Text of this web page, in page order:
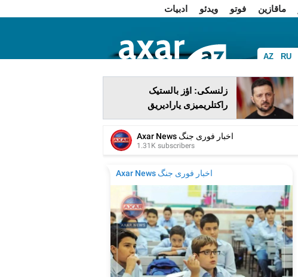
ماقازین فوتو ویدئو
ادبیات
AZ RU
فا
زلنسکی: اؤز بالستیک
راکتلریمیزی یارادیریق